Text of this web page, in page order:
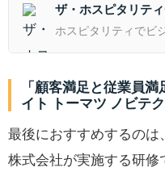
ザ・ホスピタリテ
ホスピタリティでビ
「顧客満足と従業員
イト トーマツ ノビテ
最後におすすめするのは
株式会社が実施する研修